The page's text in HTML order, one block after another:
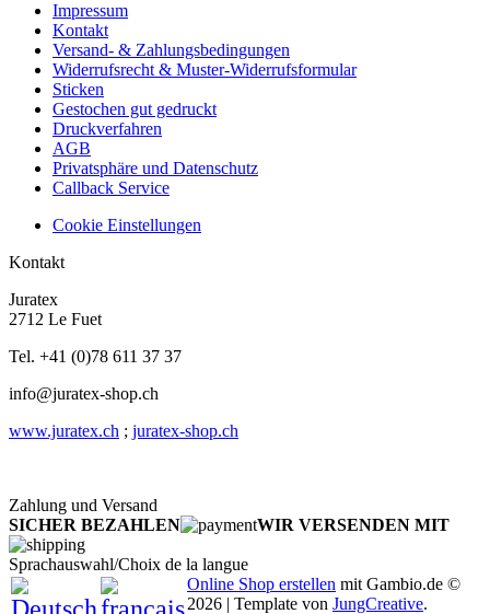
Impressum
Kontakt
Versand- & Zahlungsbedingungen
Widerrufsrecht & Muster-Widerrufsformular
Sticken
Gestochen gut gedruckt
Druckverfahren
AGB
Privatsphäre und Datenschutz
Callback Service
Cookie Einstellungen
Kontakt
Juratex
2712 Le Fuet
Tel. +41 (0)78 611 37 37
info@juratex-shop.ch
www.juratex.ch ; juratex-shop.ch
Zahlung und Versand
SICHER BEZAHLEN
WIR VERSENDEN MIT
Sprachauswahl/Choix de la langue
Online Shop erstellen mit Gambio.de ©
2026 | Template von JungCreative.